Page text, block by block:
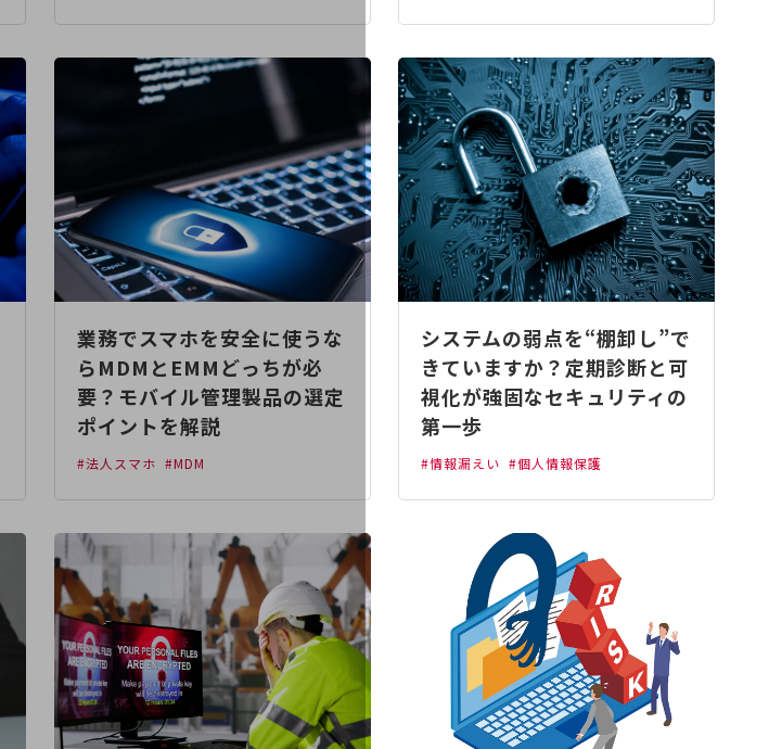
業務でスマホを安全に使うな
らMDMとEMMどっちが必
要？モバイル管理製品の選定
ポイントを解説
#法人スマホ #MDM
システムの弱点を“棚卸し”で
きていますか？定期診断と可
視化が強固なセキュリティの
第一歩
#情報漏えい #個人情報保護